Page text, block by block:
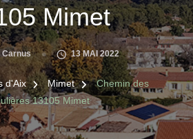
Mimet
13 MAI 2022
d'Aix Mimet
Chemin des
13105 Mimet